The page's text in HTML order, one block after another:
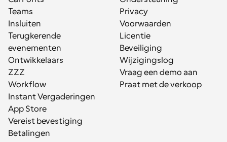
Teams
Insluiten
Terugkerende
evenementen
Ontwikkelaars
ZZZ
Workflow
Instant Vergaderingen
App Store
Vereist bevestiging
Betalingen
Privacy
Voorwaarden
Licentie
Beveiliging
Wijzigingslog
Vraag een demo aan
Praat met de verkoop